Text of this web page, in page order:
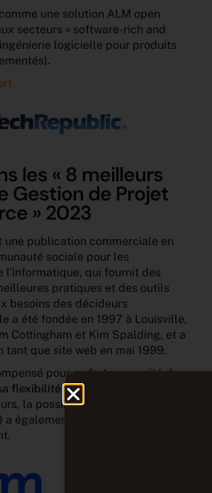
une solution ALM open
secteurs « software-rich and
logicielle pour produits
les « 8 meilleurs
Gestion de Projet
» 2023
une publication commerciale en
sociale pour les
l’informatique, qui fournit des
pratiques et des outils
besoins des décideurs
a été fondée en 1997 à Louisville,
Cottingham et Kim Spalding, et a
tant que site web en mai 1999.
pour saforte capacité de
flexibilité aux processus des
la possibilité d’
a également été identifiée comme